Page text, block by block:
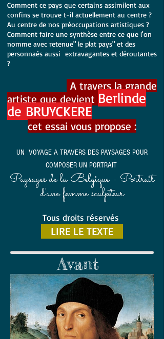
Comment ce pays que certains assimilent aux
confins se trouve t-il actuellement au centre ?
Au centre de nos préoccupations artistiques ?
Comment faire une synthèse entre ce que l'on
nomme avec retenue" le plat pays" et des
personnaés aussi extravagantes et déroutantes
?
A travers la grande
artiste que devient Berlinde
de BRUYCKERE
cet essai vous propose :
UN VOYAGE A TRAVERS DES PAYSAGES POUR
COMPOSER UN PORTRAIT
Paysages de la Belgique - Portrait
d'une femme sculpteur
Tous droits réservés
LIRE LE TEXTE
Avant